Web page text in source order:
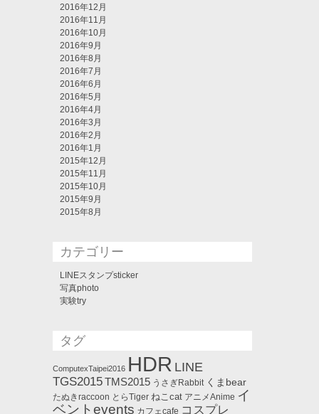
2016年12月
2016年11月
2016年10月
2016年9月
2016年8月
2016年7月
2016年6月
2016年5月
2016年4月
2016年3月
2016年2月
2016年1月
2015年12月
2015年11月
2015年10月
2015年9月
2015年8月
カテゴリー
LINEスタンプsticker
写真photo
実験try
タグ
ComputexTaipei2016 HDR LINE
TGS2015TMS2015 うさぎRabbit くまbear
たぬきraccoon とらTiger ねこcat アニメAnime イ
ベントevents カフェcafe コスプレ